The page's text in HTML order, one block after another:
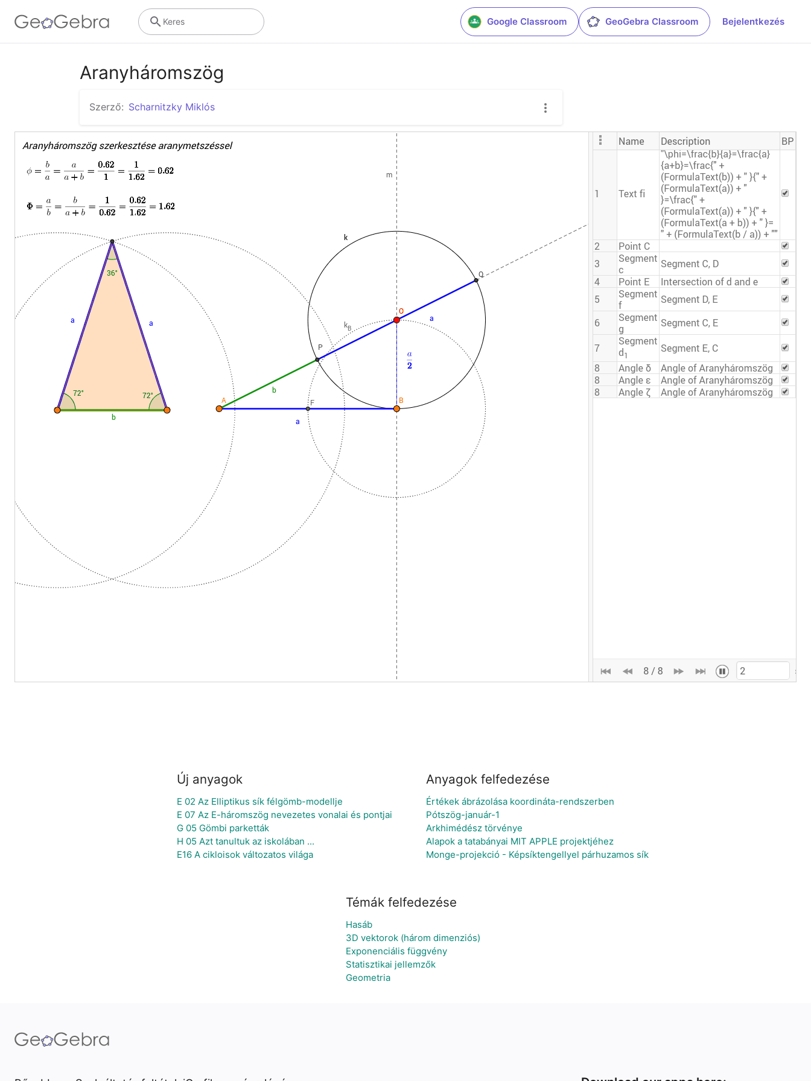
Google Classroom GeoGebra Classroom Bejelentkezés
Keres
Aranyháromszög
Szerző: Scharnitzky Miklós
Új anyagok
E 02 Az Elliptikus sík félgömb-modellje
E 07 Az E-háromszög nevezetes vonalai és pontjai
G 05 Gömbi parketták
H 05 Azt tanultuk az iskolában ...
E16 A cikloisok változatos világa
Anyagok felfedezése
Értékek ábrázolása koordináta-rendszerben
Pótszög-január-1
Arkhimédész törvénye
Alapok a tatabányai MIT APPLE projektjéhez
Monge-projekció - Képsíktengellyel párhuzamos sík
Témák felfedezése
Hasáb
3D vektorok (három dimenziós)
Exponenciális függvény
Statisztikai jellemzők
Geometria